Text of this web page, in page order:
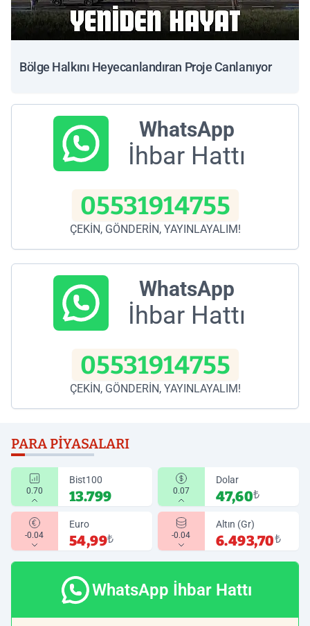
Bölge Halkını Heyecanlandıran Proje Canlanıyor
WhatsApp
İhbar Hattı
05531914755
ÇEKİN, GÖNDERİN, YAYINLAYALIM!
WhatsApp
İhbar Hattı
05531914755
ÇEKİN, GÖNDERİN, YAYINLAYALIM!
PARA PIYASALARI
0.70
Bist100
13.799 0.07
Dolar
47,60₺
-0.04
Euro
54,99₺ -0.04
Altın (Gr)
6.493,70₺
WhatsApp İhbar Hattı